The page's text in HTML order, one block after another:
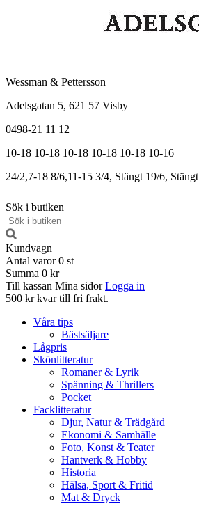
Wessman & Pettersson
Adelsgatan 5, 621 57 Visby
0498-21 11 12
10-18 10-18 10-18 10-18 10-18 10-16
24/2,7-18 8/6,11-15 3/4, Stängt 19/6, Stängt
Sök i butiken
Kundvagn
Antal varor 0 st
Summa 0 kr
Till kassan Mina sidor Logga in
500 kr kvar till fri frakt.
Våra tips
Bästsäljare
Lågpris
Skönlitteratur
Romaner & Lyrik
Spänning & Thrillers
Pocket
Facklitteratur
Djur, Natur & Trädgård
Ekonomi & Samhälle
Foto, Konst & Teater
Hantverk & Hobby
Historia
Hälsa, Sport & Fritid
Mat & Dryck